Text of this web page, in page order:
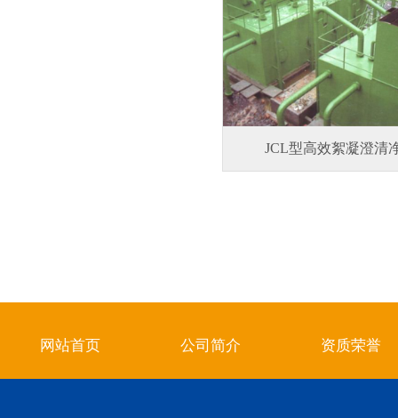
JCL型高效絮凝澄清
网站首页 公司简介 资质荣誉